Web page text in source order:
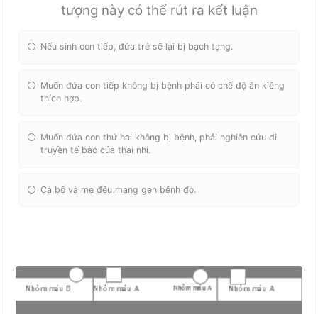
tượng này có thể rút ra kết luận
Nếu sinh con tiếp, đứa trẻ sẽ lại bị bạch tạng.
Muốn đứa con tiếp không bị bệnh phải có chế độ ăn kiêng
thích hợp.
Muốn đứa con thứ hai không bị bệnh, phải nghiên cứu di
truyền tế bào của thai nhi.
Cả bố và mẹ đều mang gen bệnh đó.